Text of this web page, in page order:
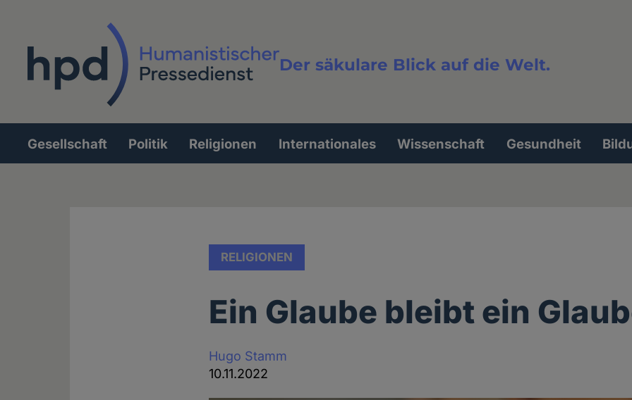
Der säkulare Blick auf die Welt.
Volltextsuche
Hauptnavigation
Gesellschaft Politik Religionen Internationales Wissenschaft Gesundheit
RELIGIONEN
Ein Glaube bleibt ein
Hugo Stamm
10.11.2022